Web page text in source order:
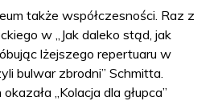
także współczesności. Raz z
w „Jak daleko stąd, jak
lżejszego repertuaru w
bulwar zbrodni” Schmitta.
„Kolacja dla głupca”